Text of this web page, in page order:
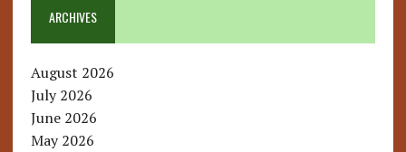
ARCHIVES
August 2026
July 2026
June 2026
May 2026